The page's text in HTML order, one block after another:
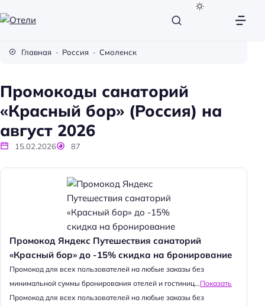
и
Главная Россия Смоленск
Промокоды санаторий
«Красный бор» (Россия) на
август 2026
15.02.2026 87
Промокод Яндекс Путешествия санаторий
«Красный бор» до -15% скидка на бронирование
Промокод для всех пользователей на любые заказы без
минимальной суммы бронирования отелей и гостиниц...Показать
Промокод для всех пользователей на любые заказы без